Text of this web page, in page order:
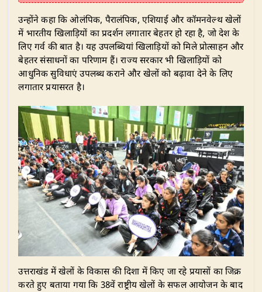
उन्होंने कहा कि ओलंपिक, पैरालंपिक, एशियाई और कॉमनवेल्थ खेलों
में भारतीय खिलाड़ियों का प्रदर्शन लगातार बेहतर हो रहा है, जो देश के
लिए गर्व की बात है। यह उपलब्धियां खिलाड़ियों को मिले प्रोत्साहन और
बेहतर संसाधनों का परिणाम हैं। राज्य सरकार भी खिलाड़ियों को
आधुनिक सुविधाएं उपलब्ध कराने और खेलों को बढ़ावा देने के लिए
लगातार प्रयासरत है।
उत्तराखंड में खेलों के विकास की दिशा में किए जा रहे प्रयासों का जिक्र
करते हुए बताया गया कि 38वें राष्ट्रीय खेलों के सफल आयोजन के बाद